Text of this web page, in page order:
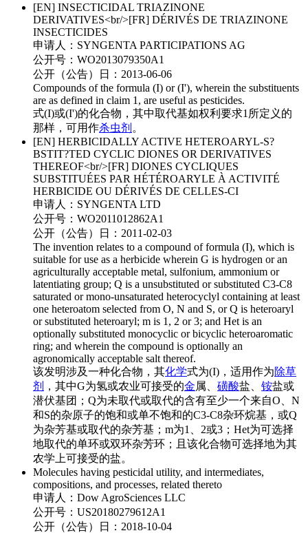
[EN] INSECTICIDAL TRIAZINONE
DERIVATIVES<br/>[FR] DÉRIVÉS DE TRIAZINONE
INSECTICIDES
申请人： SYNGENTA PARTICIPATIONS AG
公开号： WO2013079350A1
公开（公告）日： 2013-06-06
Compounds of the formula (I) or (I'), wherein the substituents
are as defined in claim 1, are useful as pesticides.
式(I)或(I')的化合物，其中取代基如权利要求1所定义的
那样，可用作杀虫剂 。
[EN] HERBICIDALLY ACTIVE HETEROARYL-S?
BSTIT?TED CYCLIC DIONES OR DERIVATIVES
THEREOF<br/>[FR] DIONES CYCLIQUES
SUBSTITUÉES PAR HÉTÉROARYLE À ACTIVITÉ
HERBICIDE OU DÉRIVÉS DE CELLES-CI
申请人： SYNGENTA LTD
公开号： WO2011012862A1
公开（公告）日： 2011-02-03
The invention relates to a compound of formula (I), which is
suitable for use as a herbicide wherein G is hydrogen or an
agriculturally acceptable metal, sulfonium, ammonium or
latentiating group; Q is a unsubstituted or substituted C3-C8
saturated or mono-unsaturated heterocyclyl containing at least
one heteroatom selected from O, N and S, or Q is heteroaryl
or substituted heteroaryl; m is 1, 2 or 3; and Het is an
optionally substituted monocyclic or bicyclic heteroaromatic
ring; and wherein the compound is optionally an
agronomically acceptable salt thereof.
该发明涉及一种化合物，其化学式为(I)，适用作为除草
剂
，其中G为氢或农业可接受的金属、 磺酸盐、 铵盐或
潜伏基团；Q为未取代或取代的含有至少一个来自O、N
和S的杂原子的饱和或单不饱和的C3-C8杂环烷基，或Q
为杂芳基或取代的杂芳基；m为1、2或3；Het为可选择
地取代的单环或双环杂芳环；且该化合物可选择地为其
农学上可接受的盐。
Molecules having pesticidal utility, and intermediates,
compositions, and processes, related thereto
申请人： Dow AgroSciences LLC
公开号： US20180279612A1
公开（公告）日： 2018-10-04